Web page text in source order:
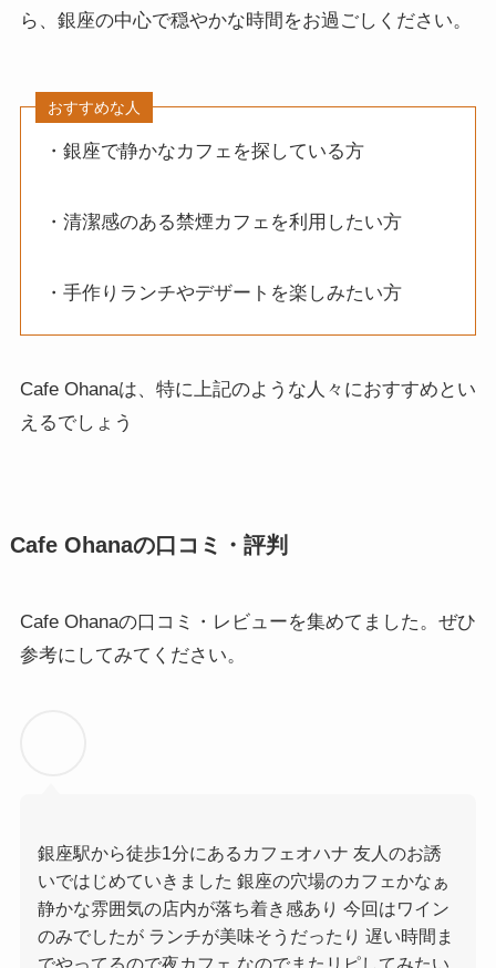
ら、銀座の中心で穏やかな時間をお過ごしください。
おすすめな人
・銀座で静かなカフェを探している方
・清潔感のある禁煙カフェを利用したい方
・手作りランチやデザートを楽しみたい方
Cafe Ohanaは、特に上記のような人々におすすめとい
えるでしょう
Cafe Ohanaの口コミ・評判
Cafe Ohanaの口コミ・レビューを集めてました。ぜひ
参考にしてみてください。
銀座駅から徒歩1分にあるカフェオハナ 友人のお誘
いではじめていきました 銀座の穴場のカフェかなぁ
静かな雰囲気の店内が落ち着き感あり 今回はワイン
のみでしたが ランチが美味そうだったり 遅い時間ま